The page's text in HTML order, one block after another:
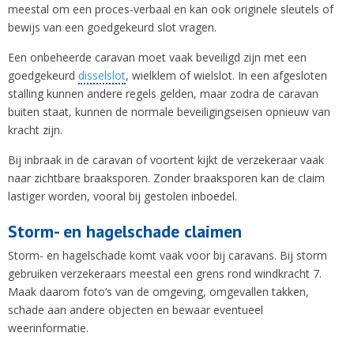
meestal om een proces-verbaal en kan ook originele sleutels of
bewijs van een goedgekeurd slot vragen.
Een onbeheerde caravan moet vaak beveiligd zijn met een
goedgekeurd disselslot, wielklem of wielslot. In een afgesloten
stalling kunnen andere regels gelden, maar zodra de caravan
buiten staat, kunnen de normale beveiligingseisen opnieuw van
kracht zijn.
Bij inbraak in de caravan of voortent kijkt de verzekeraar vaak
naar zichtbare braaksporen. Zonder braaksporen kan de claim
lastiger worden, vooral bij gestolen inboedel.
Storm- en hagelschade claimen
Storm- en hagelschade komt vaak voor bij caravans. Bij storm
gebruiken verzekeraars meestal een grens rond windkracht 7.
Maak daarom foto’s van de omgeving, omgevallen takken,
schade aan andere objecten en bewaar eventueel
weerinformatie.